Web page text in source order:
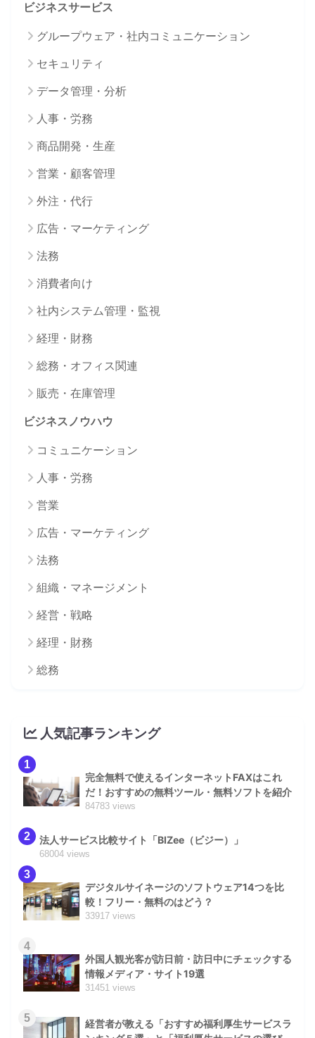
ビジネスサービス
グループウェア・社内コミュニケーション
セキュリティ
データ管理・分析
人事・労務
商品開発・生産
営業・顧客管理
外注・代行
広告・マーケティング
法務
消費者向け
社内システム管理・監視
経理・財務
総務・オフィス関連
販売・在庫管理
ビジネスノウハウ
コミュニケーション
人事・労務
営業
広告・マーケティング
法務
組織・マネージメント
経営・戦略
経理・財務
総務
人気記事ランキング
1
完全無料で使えるインターネットFAXはこれ
だ！おすすめの無料ツール・無料ソフトを紹介
84783 views
2 法人サービス比較サイト「BIZee（ビジー）」
68004 views
3
デジタルサイネージのソフトウェア14つを比
較！フリー・無料のはどう？
33917 views
4
外国人観光客が訪日前・訪日中にチェックする
情報メディア・サイト19選
31451 views
5
経営者が教える「おすすめ福利厚生サービスラ